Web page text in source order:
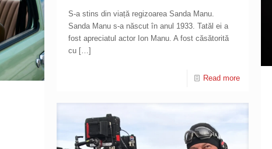
S-a stins din viață regizoarea Sanda Manu.
Sanda Manu s-a născut în anul 1933. Tatăl ei a
fost apreciatul actor Ion Manu. A fost căsătorită
cu[…]
Read more